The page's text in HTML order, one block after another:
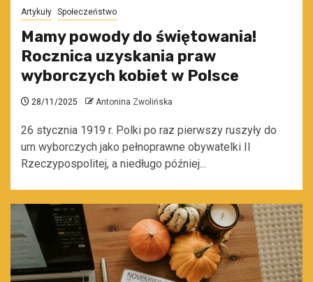
Artykuły Społeczeństwo
Mamy powody do świętowania!
Rocznica uzyskania praw
wyborczych kobiet w Polsce
28/11/2025 Antonina Zwolińska
26 stycznia 1919 r. Polki po raz pierwszy ruszyły do
urn wyborczych jako pełnoprawne obywatelki II
Rzeczypospolitej, a niedługo później...